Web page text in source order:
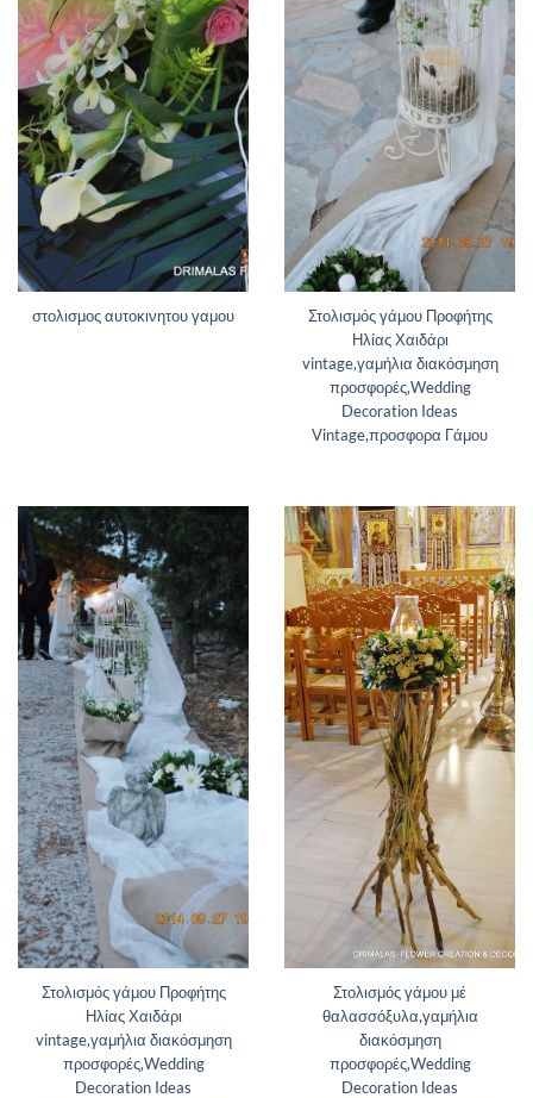
στολισμος αυτοκινητου γαμου
Στολισμός γάμου Προφήτης
Ηλίας Χαιδάρι
vintage,γαμήλια διακόσμηση
προσφορές,Wedding
Decoration Ideas
Vintage,προσφορα Γάμου
Στολισμός γάμου Προφήτης
Ηλίας Χαιδάρι
vintage,γαμήλια διακόσμηση
προσφορές,Wedding
Decoration Ideas
Στολισμός γάμου μέ
θαλασσόξυλα,γαμήλια
διακόσμηση
προσφορές,Wedding
Decoration Ideas